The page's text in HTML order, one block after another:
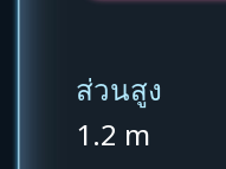
ส่วนสูง
1.2 m